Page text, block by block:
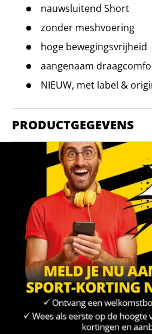
nauwsluitend Short
zonder meshvoering
hoge bewegingsvrijheid
aangenaam
NIEUW, met label &
PRODUCTGEGEVENS